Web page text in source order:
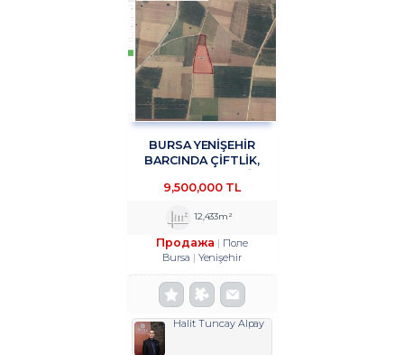
BURSA YENİŞEHİR
BARCINDA ÇİFTLİK,
TESİSİNE UYGUN 12433
TROYKADAN
9,500,000 TL
12,433m²
Продажа
Поле
Bursa
Yenişehir
Halit Tuncay Alpay